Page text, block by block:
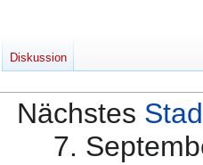
Nächstes
7.
Diskussion